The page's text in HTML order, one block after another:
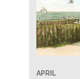
APRIL